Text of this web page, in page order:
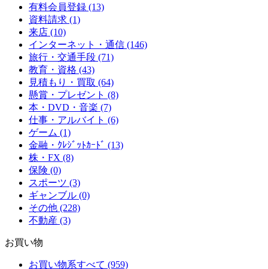
有料会員登録 (13)
資料請求 (1)
来店 (10)
インターネット・通信 (146)
旅行・交通手段 (71)
教育・資格 (43)
見積もり・買取 (64)
懸賞・プレゼント (8)
本・DVD・音楽 (7)
仕事・アルバイト (6)
ゲーム (1)
金融・ｸﾚｼﾞｯﾄｶｰﾄﾞ (13)
株・FX (8)
保険 (0)
スポーツ (3)
ギャンブル (0)
その他 (228)
不動産 (3)
お買い物
お買い物系すべて (959)